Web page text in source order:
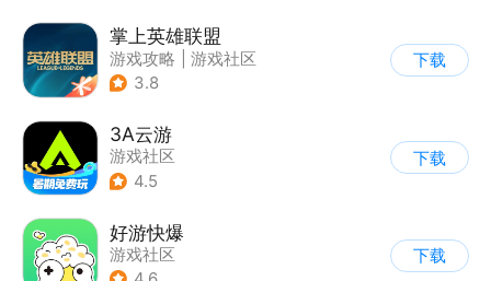
掌上英雄联盟
游戏攻略
游戏社区
3.8
下载
3A云游
游戏社区
4.5
下载
好游快爆
游戏社区
下载